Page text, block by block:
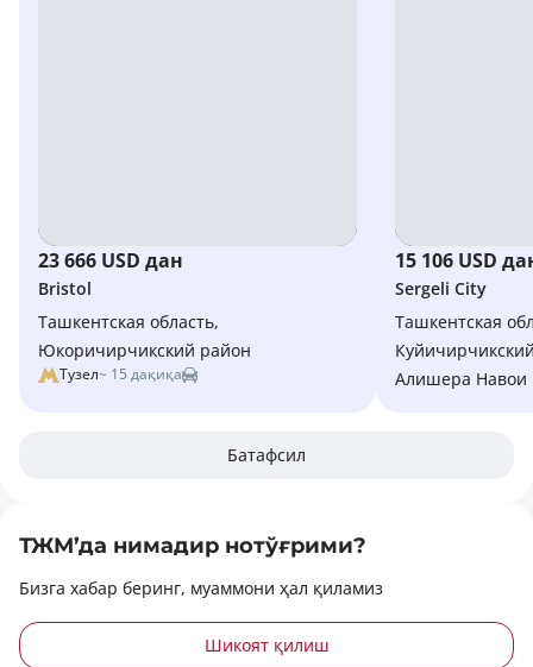
23 666 USD дан
Bristol
Ташкентская область,
Юкоричирчикский район
Тузел~ 15 дақиқа
15 106 USD
Sergeli City
Ташкентская
Алишера Навои
Батафсил
ТЖМ’да нимадир нотўғрими?
Бизга хабар беринг, муаммони ҳал қиламиз
Шикоят қилиш